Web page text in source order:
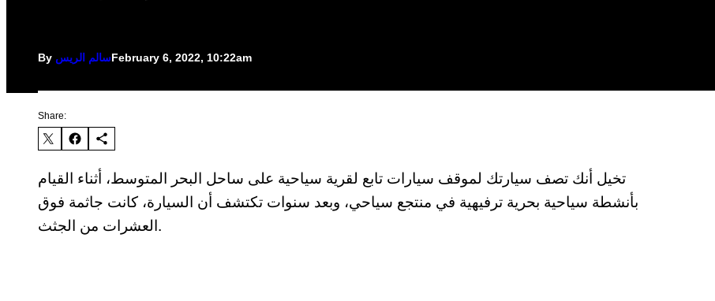
By سالم الريسFebruary 6, 2022, 10:22am
Share:
تخيل أنك تصف سيارتك لموقف سيارات تابع لقرية سياحية على ساحل البحر المتوسط، أثناء القيام
بأنشطة سياحية بحرية ترفيهية في منتجع سياحي، وبعد سنوات تكتشف أن السيارة، كانت جاثمة فوق
العشرات من الجثث.